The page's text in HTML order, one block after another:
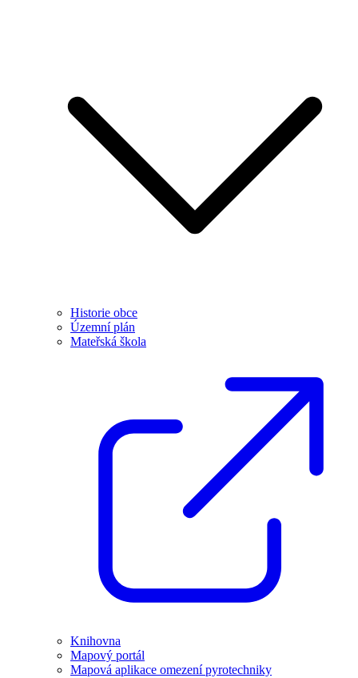
Historie obce
Územní plán
Mateřská škola
Knihovna
Mapový portál
Mapová aplikace omezení pyrotechniky